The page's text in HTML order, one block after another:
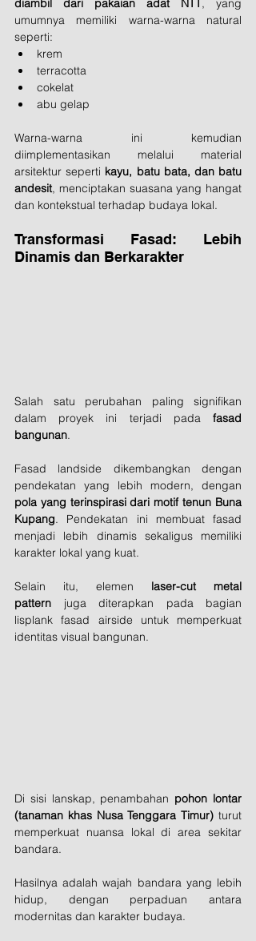
umumnya memiliki warna-warna natural
seperti:
krem
terracotta
cokelat
abu gelap
Warna-warna ini kemudian
diimplementasikan melalui material
arsitektur seperti kayu, batu bata, dan batu
andesit, menciptakan suasana yang hangat
dan kontekstual terhadap budaya lokal.
Transformasi Fasad: Lebih
Dinamis dan Berkarakter
Salah satu perubahan paling signifikan
dalam proyek ini terjadi pada fasad
bangunan.
Fasad landside dikembangkan dengan
pola yang terinspirasi dari motif tenun Buna
Kupang. Pendekatan ini membuat fasad
menjadi lebih dinamis sekaligus memiliki
karakter lokal yang kuat.
Selain itu, elemen laser-cut metal
pattern juga diterapkan pada bagian
lisplank fasad airside untuk memperkuat
identitas visual bangunan.
Di sisi lanskap, penambahan pohon lontar
(tanaman khas Nusa Tenggara Timur) turut
memperkuat nuansa lokal di area sekitar
bandara.
Hasilnya adalah wajah bandara yang lebih
hidup, dengan perpaduan antara
modernitas dan karakter budaya.